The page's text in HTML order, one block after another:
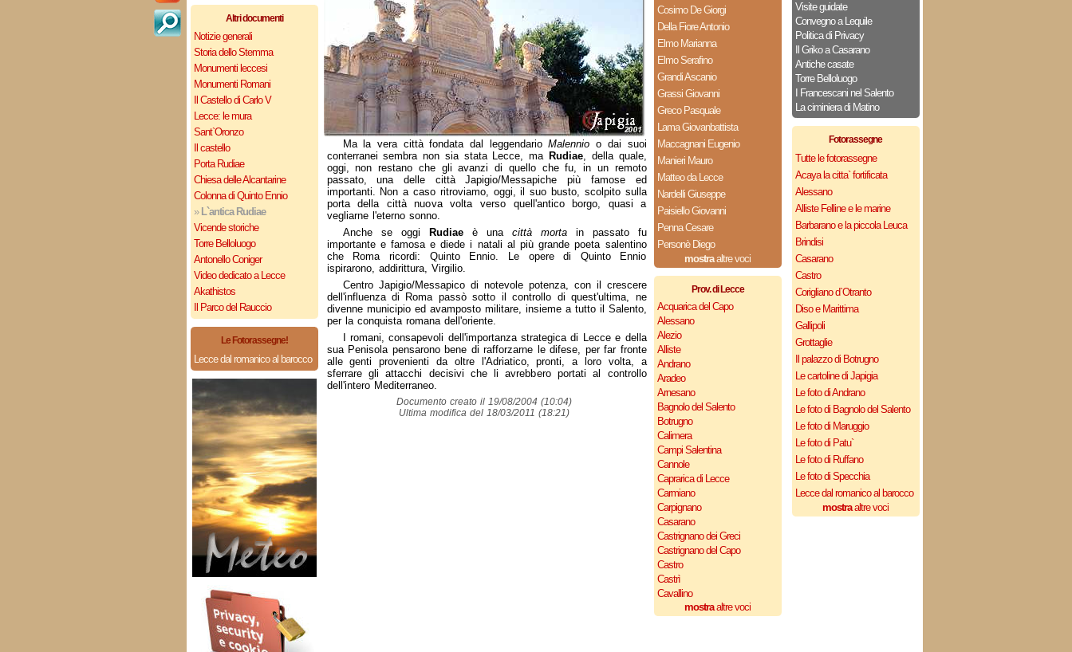
Altri documenti
Notizie generali
Storia dello Stemma
Monumenti leccesi
Monumenti Romani
Il Castello di Carlo V
Lecce: le mura
Sant`Oronzo
Il castello
Porta Rudiae
Chiesa delle Alcantarine
Colonna di Quinto Ennio
» L`antica Rudiae
Vicende storiche
Torre Belloluogo
Antonello Coniger
Video dedicato a Lecce
Akathistos
Il Parco del Rauccio
Le Fotorassegne!
Lecce dal romanico al barocco
Cosimo De Giorgi
Della Fiore Antonio
Elmo Marianna
Elmo Serafino
Grandi Ascanio
Grassi Giovanni
Greco Pasquale
Lama Giovanbattista
Maccagnani Eugenio
Manieri Mauro
Matteo da Lecce
Nardelli Giuseppe
Paisiello Giovanni
Penna Cesare
Personè Diego
mostraaltre voci
Prov. di Lecce
Acquarica del Capo
Alessano
Alezio
Alliste
Andrano
Aradeo
Arnesano
Bagnolo del Salento
Botrugno
Calimera
Campi Salentina
Cannole
Caprarica di Lecce
Carmiano
Carpignano
Casarano
Castrignano dei Greci
Castrignano del Capo
Castro
Castrì
Cavallino
mostraaltre voci
Ma la vera città fondata dal leggendarioMalennio o dai suoi
conterranei sembra non sia stata Lecce, ma Rudiae, della quale,
oggi, non restano che gli avanzi di quello che fu, in un remoto
passato, una delle città Japigio/Messapiche più famose ed
importanti. Non a caso ritroviamo, oggi, il suo busto, scolpito sulla
porta della città nuova volta verso quell'antico borgo, quasi a
vegliarne l'eterno sonno.
Anche se oggi
Rudiaeè una città mortain passato fu
importante e famosa e diede i natali al più grande poeta salentino
che Roma ricordi: Quinto Ennio. Le opere di Quinto Ennio
ispirarono, addirittura, Virgilio.
Centro Japigio/Messapico di notevole potenza, con il crescere
dell'influenza di Roma passò sotto il controllo di quest'ultima, ne
divenne municipio ed avamposto militare, insieme a tutto il Salento,
per la conquista romana dell'oriente.
I romani, consapevoli dell'importanza strategica di Lecce e della
sua Penisola pensarono bene di rafforzarne le difese, per far fronte
alle genti provenienti da oltre l'Adriatico, pronti, a loro volta, a
sferrare gli attacchi decisivi che li avrebbero portati al controllo
dell'intero Mediterraneo.
Documento creato il 19/08/2004 (10:04)
Ultima modifica del 18/03/2011 (18:21)
Visite guidate
Convegno a Lequile
Politica di Privacy
Il Griko a Casarano
Antiche casate
Torre Belloluogo
I Francescani nel Salento
La ciminiera di Matino
Fotorassegne
Tutte le fotorassegne
Acaya la citta` fortificata
Alessano
Alliste Felline e le marine
Barbarano e la piccola Leuca
Brindisi
Casarano
Castro
Corigliano d`Otranto
Diso e Marittima
Gallipoli
Grottaglie
Il palazzo di Botrugno
Le cartoline di Japigia
Le foto di Andrano
Le foto di Bagnolo del Salento
Le foto di Maruggio
Le foto di Patu`
Le foto di Ruffano
Le foto di Specchia
Lecce dal romanico al barocco
mostraaltre voci